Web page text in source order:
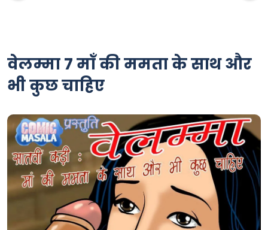
वेलम्मा 7 माँ की ममता के साथ और
भी कुछ चाहिए